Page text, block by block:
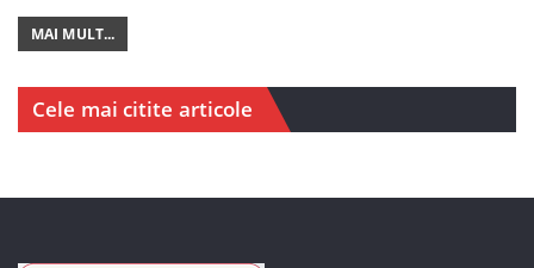
MAI MULT...
Cele mai citite articole